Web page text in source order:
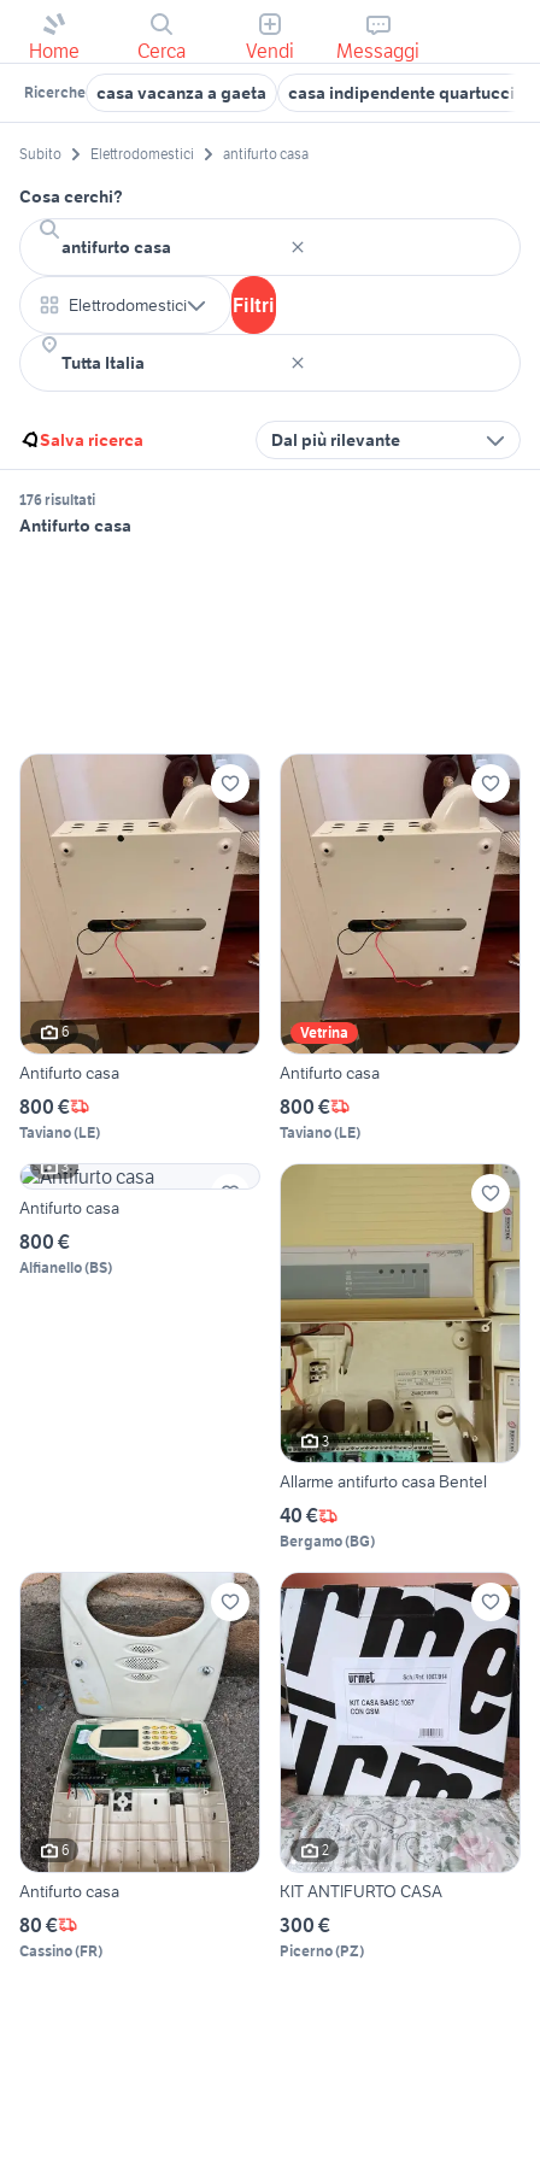
Home Cerca Vendi Messaggi
Ricerche casa vacanza a gaeta casa indipendente quartucciu
Subito Elettrodomestici antifurto casa
Cosa cerchi?
Elettrodomestici Filtri
Salva ricerca Dal più rilevante
176 risultati
Antifurto casa
6
Antifurto casa
800 €
Taviano(LE)
Vetrina
Antifurto casa
800 €
Taviano(LE)
3
Antifurto casa
800 €
Alfianello(BS)
3
Allarme antifurto casa Bentel
40 €
Bergamo(BG)
6
Antifurto casa
80 €
Cassino(FR)
2
KIT ANTIFURTO CASA
300 €
Picerno(PZ)